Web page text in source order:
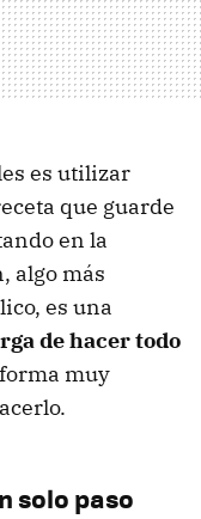
es utilizar
que guarde
en la
algo más
es una
de hacer todo
muy
solo paso